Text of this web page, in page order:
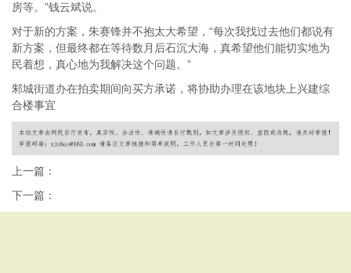
房等。”钱云斌说。
对于新的方案，朱赛锋并不抱太大希望，“每次我找过去他们都说有
新方案，但最终都在等待数月后石沉大海，真希望他们能切实地为
民着想，真心地为我解决这个问题。”
邾城街道办在拍卖期间向买方承诺，将协助办理在该地块上兴建综
合楼事宜
上一篇：
下一篇：